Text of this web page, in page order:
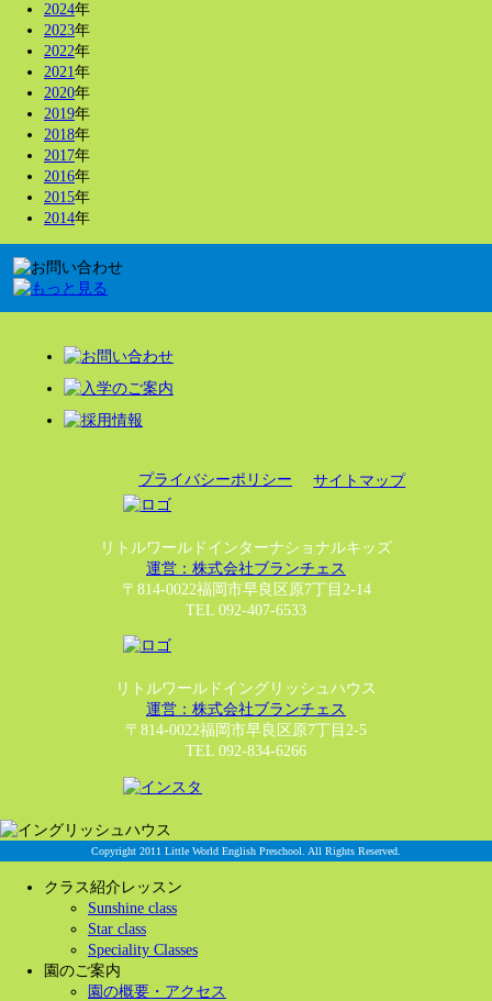
2024年
2023年
2022年
2021年
2020年
2019年
2018年
2017年
2016年
2015年
2014年
プライバシーポリシー サイトマップ
リトルワールドインターナショナルキッズ
運営：株式会社ブランチェス
〒814-0022福岡市早良区原7丁目2-14
TEL 092-407-6533
リトルワールドイングリッシュハウス
運営：株式会社ブランチェス
〒814-0022福岡市早良区原7丁目2-5
TEL 092-834-6266
Copyright 2011 Little World English Preschool. All Rights Reserved.
クラス紹介レッスン
Sunshine class
Star class
Speciality Classes
園のご案内
園の概要・アクセス